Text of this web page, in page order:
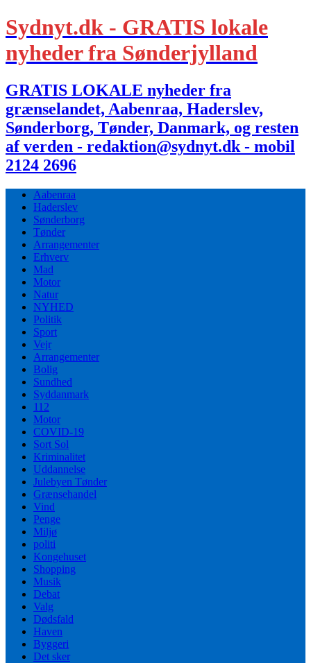
Sydnyt.dk - GRATIS lokale
nyheder fra Sønderjylland
GRATIS LOKALE nyheder fra
grænselandet, Aabenraa, Haderslev,
Sønderborg, Tønder, Danmark, og resten
af verden - redaktion@sydnyt.dk - mobil
2124 2696
Aabenraa
Haderslev
Sønderborg
Tønder
Arrangementer
Erhverv
Mad
Motor
Natur
NYHED
Politik
Sport
Vejr
Arrangementer
Bolig
Sundhed
Syddanmark
112
Motor
COVID-19
Sort Sol
Kriminalitet
Uddannelse
Julebyen Tønder
Grænsehandel
Vind
Penge
Miljø
politi
Kongehuset
Shopping
Musik
Debat
Valg
Dødsfald
Haven
Byggeri
Det sker